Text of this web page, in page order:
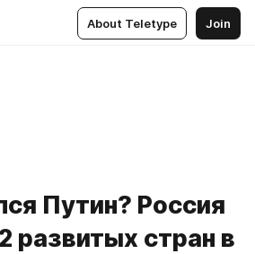
About Teletype Join
Путин? Россия
развитых стран в